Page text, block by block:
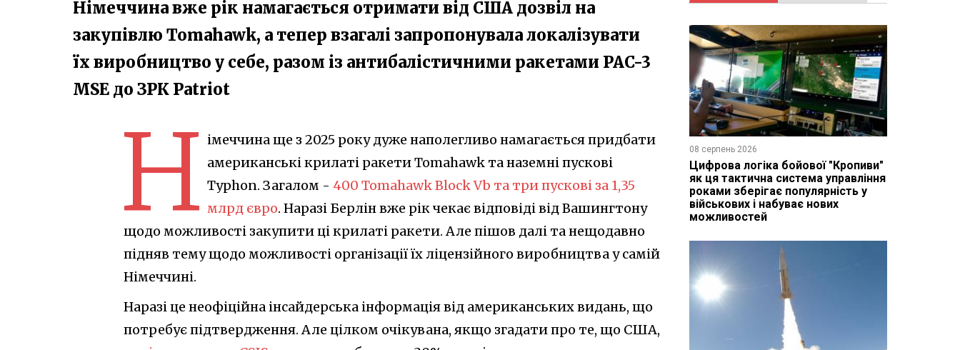
Німеччина вже рік намагається отримати від США дозвіл на
закупівлю Tomahawk, а тепер взагалі запропонувала локалізувати
їх виробництво у себе, разом із антибалістичними ракетами PAC-3
MSE до ЗРК Patriot
Н імеччина ще з 2025 року дуже наполегливо намагається придбати
американські крилаті ракети Tomahawk та наземні пускові
Typhon. Загалом - 400 Tomahawk Block Vb та три пускові за 1,35
млрд євро. Наразі Берлін вже рік чекає відповіді від Вашингтону
щодо можливості закупити ці крилаті ракети. Але пішов далі та нещодавно
підняв тему щодо можливості організації їх ліцензійного виробництва у самій
Німеччині.
Наразі це неофіційна інсайдерська інформація від американських видань, що
потребує підтвердження. Але цілком очікувана, якщо згадати про те, що США,
08 серпень 2026
Цифрова логіка бойової "Кропиви"
як ця тактична система управління
роками зберігає популярність у
військових і набуває нових
можливостей